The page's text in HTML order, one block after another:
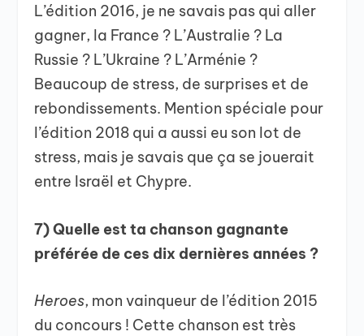
L’édition 2016, je ne savais pas qui aller
gagner, la France ? L’Australie ? La
Russie ? L’Ukraine ? L’Arménie ?
Beaucoup de stress, de surprises et de
rebondissements. Mention spéciale pour
l’édition 2018 qui a aussi eu son lot de
stress, mais je savais que ça se jouerait
entre Israël et Chypre.
7) Quelle est ta chanson gagnante
préférée de ces dix dernières années ?
Heroes, mon vainqueur de l’édition 2015
du concours ! Cette chanson est très